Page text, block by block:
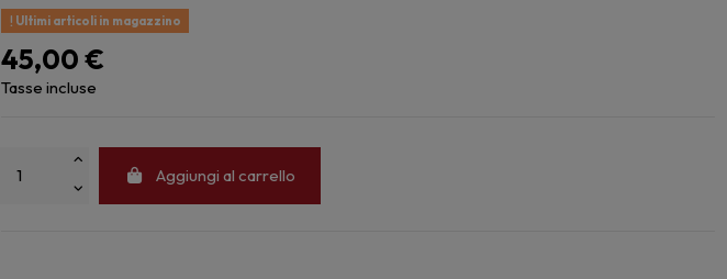
Ultimi articoli in magazzino
45,00 €
Tasse incluse
Aggiungi al carrello